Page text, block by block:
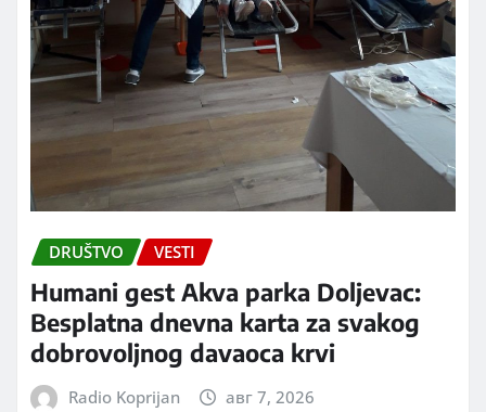
DRUŠTVO VESTI
Humani gest Akva parka Doljevac:
Besplatna dnevna karta za svakog
dobrovoljnog davaoca krvi
Radio Koprijan авг 7, 2026